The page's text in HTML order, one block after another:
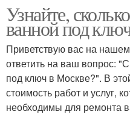
Узнайте,
ванной под
Приветствую вас на
ответить на ваш вопрос:
под ключ в Москве?". В
стоимость работ и услуг,
необходимы для ремонта